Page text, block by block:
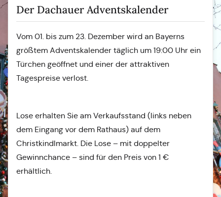
Der Dachauer Adventskalender
Vom 01. bis zum 23. Dezember wird an Bayerns
größtem Adventskalender täglich um 19:00 Uhr ein
Türchen geöffnet und einer der attraktiven
Tagespreise verlost.
Lose erhalten Sie am Verkaufsstand (links neben
dem Eingang vor dem Rathaus) auf dem
Christkindlmarkt. Die Lose – mit doppelter
Gewinnchance – sind für den Preis von 1 €
erhältlich.